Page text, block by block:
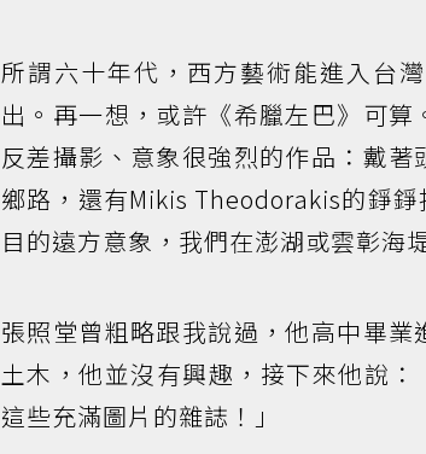
所謂六十年代，西方藝術能進入台
出。再一想，或許《希臘左巴》可
反差攝影、意象很強烈的作品：戴
鄉路，還有Mikis Theodorakis的錚
目的遠方意象，我們在澎湖或雲彰海
張照堂曾粗略跟我說過，他高中畢
土木，他並沒有興趣，接下來他說
這些充滿圖片的雜誌！」